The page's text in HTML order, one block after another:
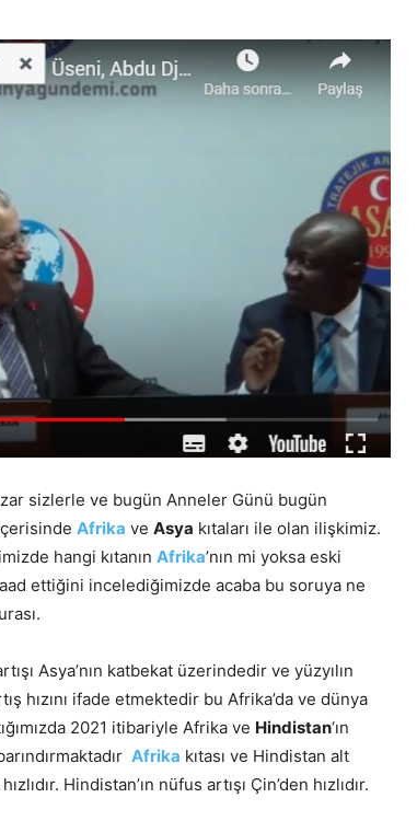
sizlerle ve bugün Anneler Günü bugün
Afrika ve Asya kıtaları ile olan ilişkimiz.
hangi kıtanın Afrika’nın mi yoksa eski
ettiğini incelediğimizde acaba bu soruya ne
Asya’nın katbekat üzerindedir ve yüzyılın
hızını ifade etmektedir bu Afrika’da ve dünya
2021 itibariyle Afrika ve Hindistan‘ın
Afrika kıtası ve Hindistan alt
Hindistan’ın nüfus artışı Çin’den hızlıdır.